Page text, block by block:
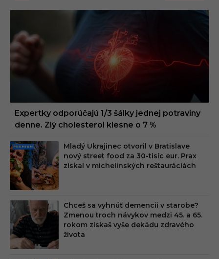
Expertky odporúčajú 1/3 šálky jednej potraviny
denne. Zlý cholesterol klesne o 7 %
PRE
MIU
M
Mladý Ukrajinec otvoril v Bratislave
nový street food za 30-tisíc eur. Prax
získal v michelinských reštauráciách
Chceš sa vyhnúť demencii v starobe?
Zmenou troch návykov medzi 45. a 65.
rokom získaš vyše dekádu zdravého
života